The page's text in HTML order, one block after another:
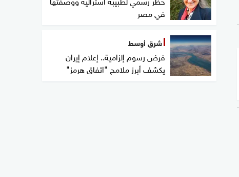
في مصر
شرق أوسط
فرض رسوم إلزامية.. إعلام إيران
يكشف أبرز ملامح "اتفاق هرمز"